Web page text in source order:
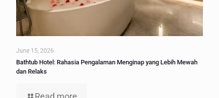
June 15, 2026
Bathtub Hotel: Rahasia Pengalaman Menginap yang Lebih Mewah
dan Relaks